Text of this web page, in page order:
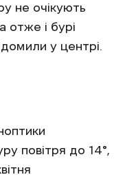
не очікують
отже і бурі
у центрі.
повітря до 14°,